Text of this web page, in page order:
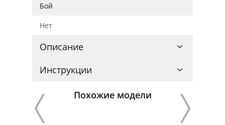
Бой
Нет
Описание
Инструкции
Похожие модели